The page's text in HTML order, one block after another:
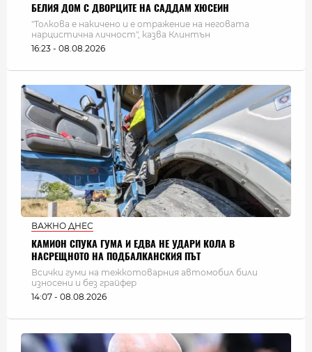
БЕЛИЯ ДОМ С ДВОРЦИТЕ НА САДДАМ ХЮСЕИН
"Толкова е накичено и е отражение на неговата
нарцистична личност", казва Клинтън
16:23 - 08.08.2026
ВАЖНО ДНЕС
КАМИОН СПУКА ГУМА И ЕДВА НЕ УДАРИ КОЛА В
НАСРЕЩНОТО НА ПОДБАЛКАНСКИЯ ПЪТ
Всички гуми на тежкотоварния автомобил били
износени и без грайфер
14:07 - 08.08.2026